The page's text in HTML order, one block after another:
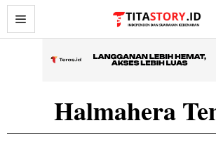
Halmahera